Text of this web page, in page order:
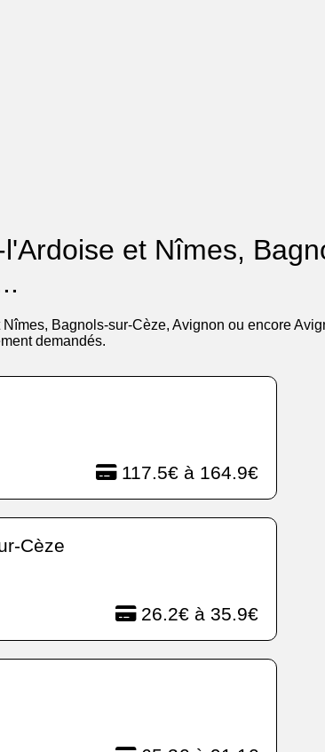
et Nîmes,
Bagnols-sur-Cèze, Avignon ou encore
demandés.
117.5€ à 164.9€
Cèze
26.2€ à 35.9€